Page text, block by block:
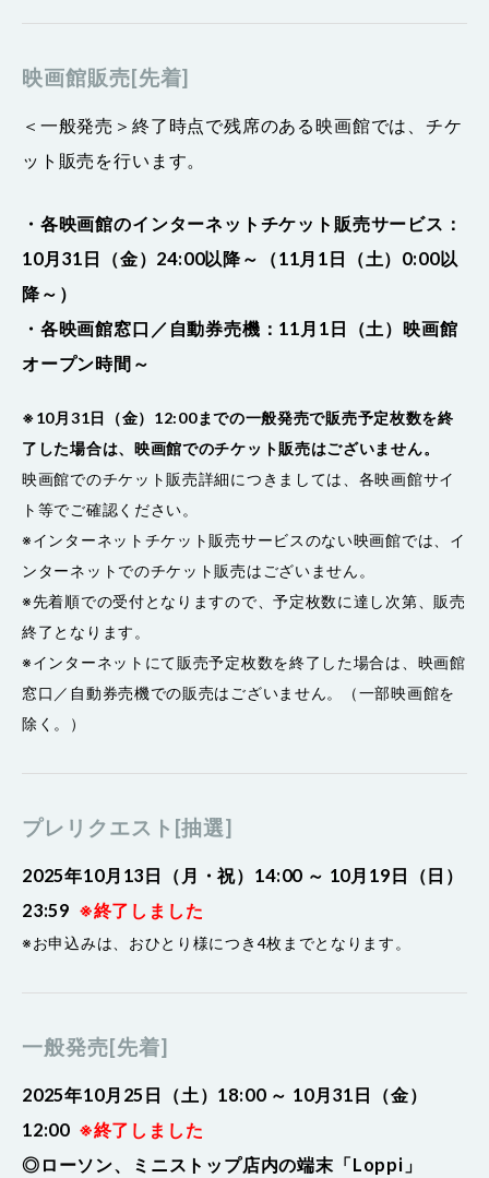
映画館販売[先着]
＜一般発売＞終了時点で残席のある映画館では、チケ
ット販売を行います。
・各映画館のインターネットチケット販売サービス：
10月31日（金）24:00以降～（11月1日（土）0:00以
降～）
・各映画館窓口／自動券売機：11月1日（土）映画館
オープン時間～
※10月31日（金）12:00までの一般発売で販売予定枚数を終
了した場合は、映画館でのチケット販売はございません。
映画館でのチケット販売詳細につきましては、各映画館サイ
ト等でご確認ください。
※インターネットチケット販売サービスのない映画館では、イ
ンターネットでのチケット販売はございません。
※先着順での受付となりますので、予定枚数に達し次第、販売
終了となります。
※インターネットにて販売予定枚数を終了した場合は、映画館
窓口／自動券売機での販売はございません。（一部映画館を
除く。）
プレリクエスト[抽選]
2025年10月13日（月・祝）14:00 ～ 10月19日（日）
23:59 ※終了しました
※お申込みは、おひとり様につき4枚までとなります。
一般発売[先着]
2025年10月25日（土）18:00 ～ 10月31日（金）
12:00 ※終了しました
◎ローソン、ミニストップ店内の端末「Loppi」